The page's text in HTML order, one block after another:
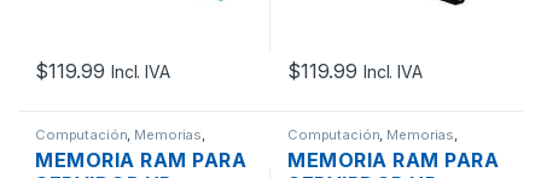
$119.99 Incl. IVA $119.99 Incl. IVA
Computación Memorias
Servidores - PCs
MEMORIA RAM PARA
Computación Memorias
Servidores - PCs
MEMORIA RAM PARA